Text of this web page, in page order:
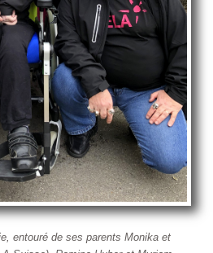
entouré de ses parents Monika et